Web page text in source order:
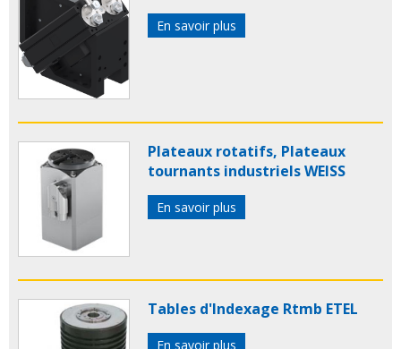
En savoir plus
Plateaux rotatifs, Plateaux
tournants industriels WEISS
En savoir plus
Tables d'Indexage Rtmb ETEL
En savoir plus